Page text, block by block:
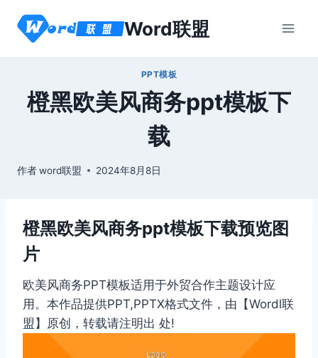
Word联盟
PPT模板
橙黑欧美风商务ppt模板下
载
作者word联盟 2024年8月8日
橙黑欧美风商务ppt模板下载预览图
片
欧美风商务PPT模板适用于外贸合作主题设计应
用。本作品提供PPT,PPTX格式文件，由【Wordl联
盟】原创，转载请注明出 处!